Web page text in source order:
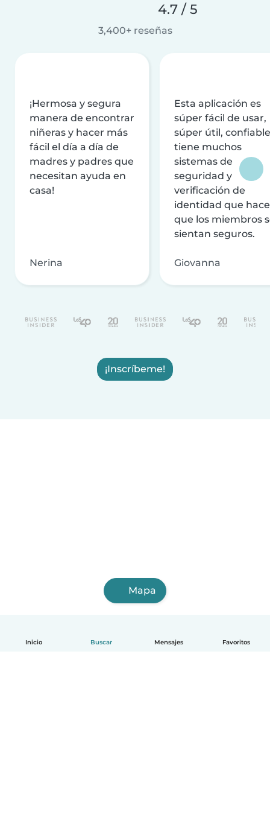
Inicio Buscar Mensajes Favoritos
4.7 / 5
3,400+ reseñas
¡Hermosa y segura
manera de encontrar
niñeras y hacer más
fácil el día a día de
madres y padres que
necesitan ayuda en
casa!
Nerina
Esta aplicación es
súper fácil de usar,
súper útil,
tiene muchos
sistemas de
seguridad y
verificación de
identidad que
que los miembros
sientan seguros.
Giovanna
¡Inscríbeme!
Mapa